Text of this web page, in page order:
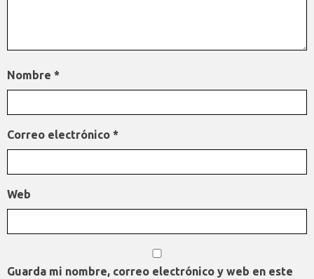
Nombre *
Correo electrónico *
Web
Guarda mi nombre, correo electrónico y web en este